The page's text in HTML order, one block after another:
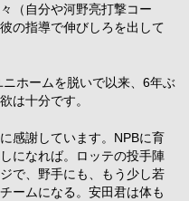
（自分や河野亮打撃コー
の指導で伸びしろを出して
ホームを脱いで以来、6年ぶ
は十分です。
感謝しています。NPBに育
になれば。ロッテの投手陣
で、野手にも、もう少し若
ームになる。安田君は体も